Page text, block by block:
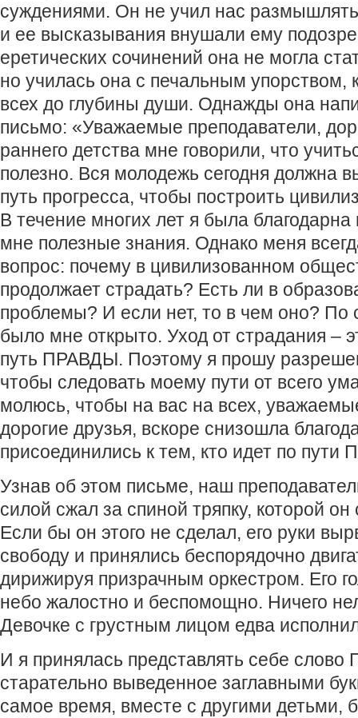
суждениями. Он не учил нас
и ее высказывания внушали ему
еретических сочинений она не могла
но училась она с печальным упорством,
всех до глубины души. Однажды она
письмо: «Уважаемые преподаватели,
раннего детства мне говорили, что
полезно. Вся молодежь сегодня должна
путь прогресса, чтобы построить
В течение многих лет я была
мне полезные знания. Однако меня
вопрос: почему в цивилизованном
продолжает страдать? Есть ли в
проблемы? И если нет, то в чем оно? По
было мне открыто. Уход от страдания –
путь ПРАВДЫ. Поэтому я прошу
чтобы следовать моему пути от всего
молюсь, чтобы на вас на всех,
дорогие друзья, вскоре снизошла
присоединились к тем, кто идет по
Узнав об этом письме, наш
силой сжал за спиной тряпку, которой он
Если бы он этого не сделал, его руки
свободу и принялись беспорядочно
дирижируя призрачным оркестром. Его
небо жалостно и беспомощно. Ничего
Девочке с грустным лицом едва
И я принялась представлять себе
старательно выведенное заглавными
самое время, вместе с другими детьми,